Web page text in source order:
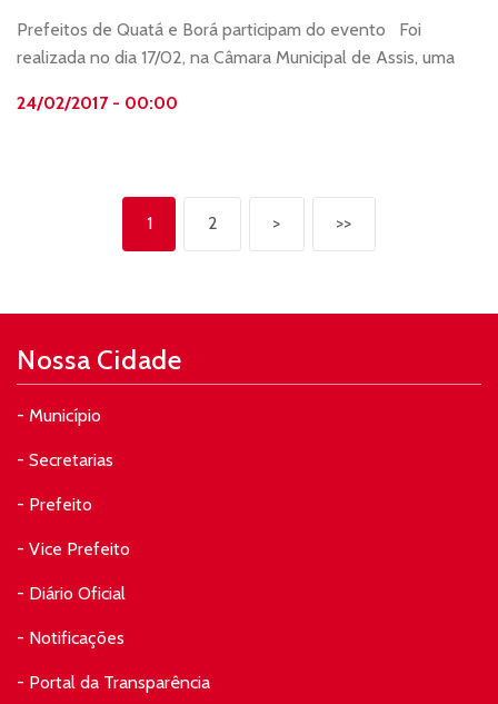
Prefeitos de Quatá e Borá participam do evento Foi
realizada no dia 17/02, na Câmara Municipal de Assis, uma
24/02/2017 - 00:00
1 2 > >>
Nossa Cidade
- Município
- Secretarias
- Prefeito
- Vice Prefeito
- Diário Oficial
- Notificações
- Portal da Transparência